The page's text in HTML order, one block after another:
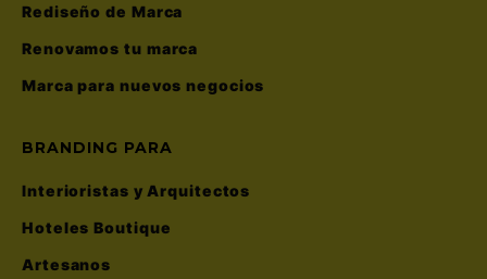
Rediseño de Marca
Renovamos tu marca
Marca para nuevos negocios
BRANDING PARA
Interioristas y Arquitectos
Hoteles Boutique
Artesanos